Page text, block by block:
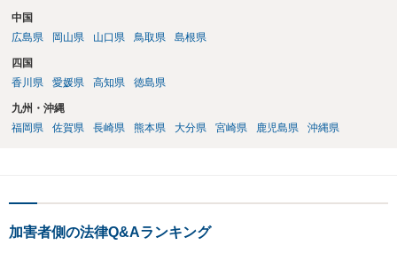
中国
広島県
岡山県 山口県 鳥取県 島根県
四国
香川県
愛媛県 高知県 徳島県
九州・沖縄
福岡県
佐賀県 長崎県 熊本県 大分県 宮崎県 鹿児島県 沖縄県
加害者側の法律Q&Aランキング